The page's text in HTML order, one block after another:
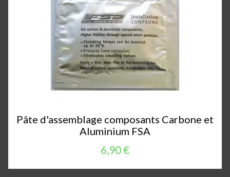
Pâte d'assemblage composants Carbone et
Aluminium FSA
6,90 €